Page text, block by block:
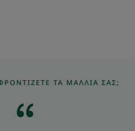
ΤΑ ΜΑΛΛΙΆ ΣΑΣ;